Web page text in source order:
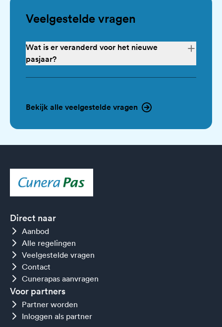
Veelgestelde vragen
Wat is er veranderd voor het nieuwe
pasjaar?
Bekijk alle veelgestelde vragen
Direct naar
Aanbod
Alle regelingen
Veelgestelde vragen
Contact
Cunerapas aanvragen
Voor partners
Partner worden
Inloggen als partner